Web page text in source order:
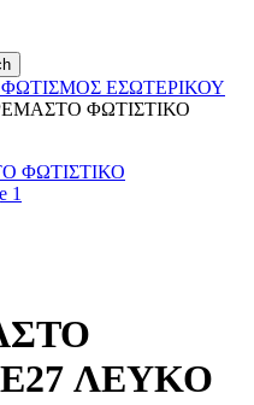
ΦΩΤΙΣΜΌΣ ΕΣΩΤΕΡΙΚΟΎ
ΦΩΤΙΣΤΙΚΟ
ΛΕΥΚΟ